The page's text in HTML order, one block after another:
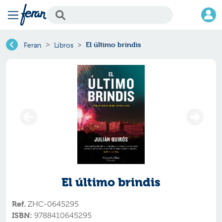
Feran Libros El último brindis
El último brindis
Ref. ZHC-0645295
ISBN: 9788410645295